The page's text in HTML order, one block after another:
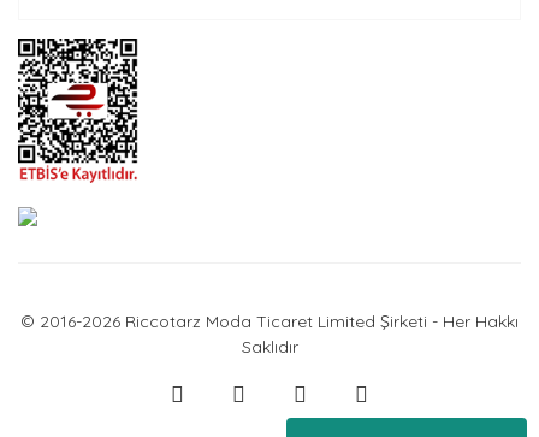
© 2016-2026 Riccotarz Moda Ticaret Limited Şirketi - Her Hakkı
Saklıdır